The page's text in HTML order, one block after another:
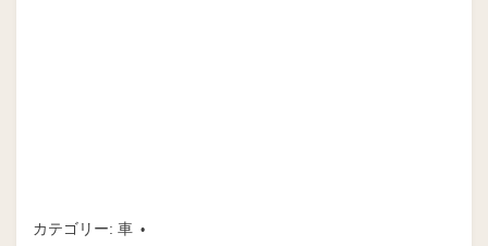
カテゴリー: 車